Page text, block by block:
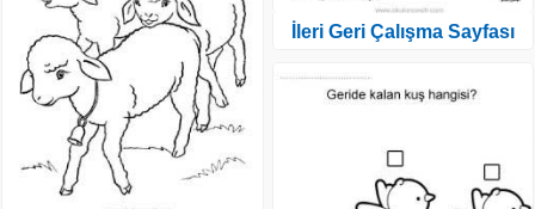
İleri Geri Çalışma Sayfası